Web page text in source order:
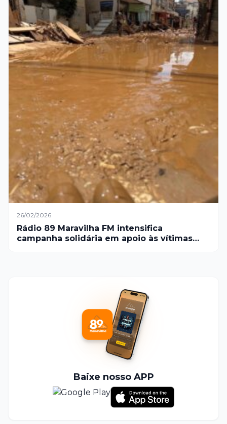
26/02/2026
Rádio 89 Maravilha FM intensifica
campanha solidária em apoio às vítimas
Baixe nosso APP